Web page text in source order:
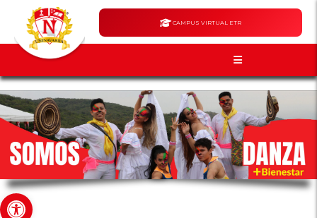
Abrir barra de herramientas
CAMPUS VIRTUAL ETR